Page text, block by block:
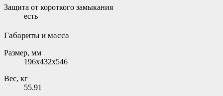
Защита от короткого замыкания
есть
Габариты и масса
Размер, мм
196x432x546
Вес, кг
55.91